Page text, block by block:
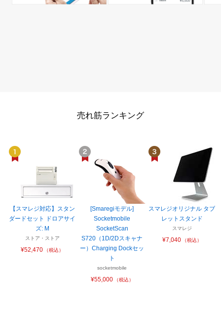
売れ筋ランキング
【スマレジ対応】スタン
ダードセット ドロアサイ
ズ: M
ストア・ストア
¥52,470 （税込）
[Smaregiモデル]
Socketmobile
SocketScan
S720（1D/2Dスキャナ
ー）Charging Dockセッ
ト
socketmobile
¥55,000 （税込）
スマレジオリジナル タブ
レットスタンド
スマレジ
¥7,040 （税込）